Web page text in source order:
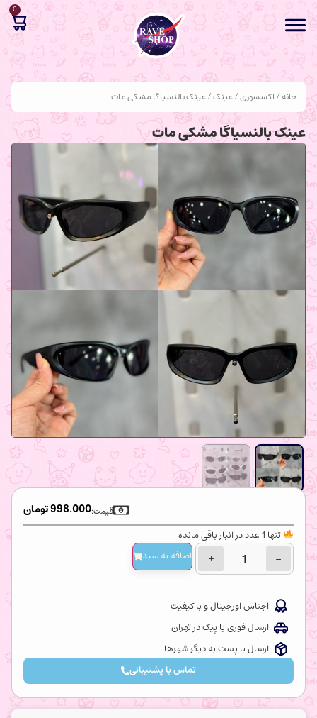
0
خانه/اکسسوری/عینک/ عینک بالنسیاگا مشکی مات
عینک بالنسیاگا مشکی مات
998.000تومان قیمت:
تنها 1 عدد در انبار باقی مانده
−
+ اضافه‌ به سبد
اجناس اورجینال و با کیفیت
ارسال فوری با پیک در تهران
ارسال با پست به دیگر شهرها
تماس با پشتیبانی